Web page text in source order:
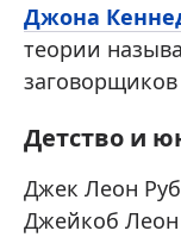
Джона
теории
Детство и
Джек Леон
Джейкоб Леон